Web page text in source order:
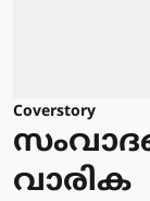
Coverstory
വാരിക